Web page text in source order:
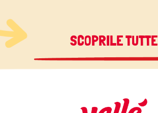
SCOPRILE TUTTE